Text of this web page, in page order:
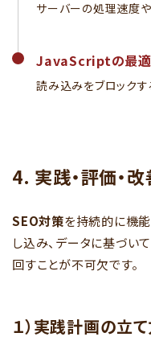
サーバーの処理速度や
JavaScriptの最
読み込みをブロック
4. 実践・評価・
SEO対策を持続的に機
し込み、データに基づい
回すことが不可欠です。
１）実践計画の立